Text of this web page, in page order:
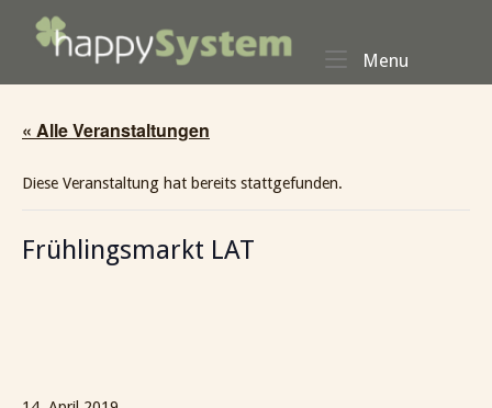
Home
Menu
« Alle Veranstaltungen
Diese Veranstaltung hat bereits stattgefunden.
Frühlingsmarkt LAT